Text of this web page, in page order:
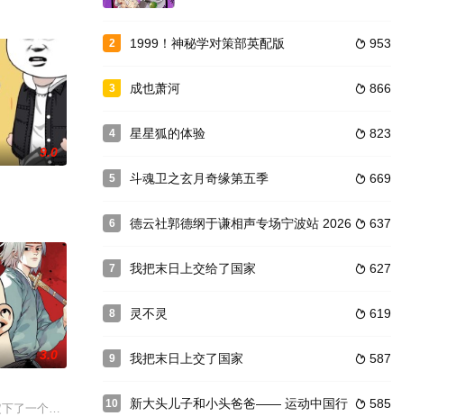
驴，捆妖绳，迷魂阵伺候，我锅呢？
金）爆表鬼剑士，被隐藏的幕后反派赛丽亚施法变成哥布林，为了恢复身
9.0
”林家大少爷身上。从此以双武魂之
场车祸，穿越到武魂未觉醒的“废物”林家大少爷身上。从此以双武魂之
3.0
了一个目标——成为绝顶高手。从此不断的修行及挑战。十八岁时，集合了一帮并肩
2  953
1999！神秘学对策部英配版
3  866
成也萧河
4  823
星星狐的体验
5  669
斗魂卫之玄月奇缘第五季
6  637
德云社郭德纲于谦相声专场宁波站 2026
7  627
我把末日上交给了国家
8  619
灵不灵
9  587
我把末日上交了国家
10  585
新大头儿子和小头爸爸—— 运动中国行